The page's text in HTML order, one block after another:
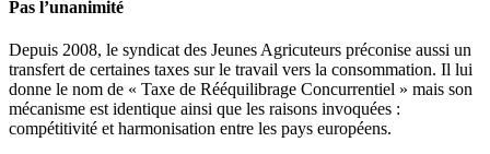
Pas l’unanimité
Depuis 2008, le syndicat des Jeunes Agricuteurs préconise aussi un
transfert de certaines taxes sur le travail vers la consommation. Il lui
donne le nom de « Taxe de Rééquilibrage Concurrentiel » mais son
mécanisme est identique ainsi que les raisons invoquées :
compétitivité et harmonisation entre les pays européens.